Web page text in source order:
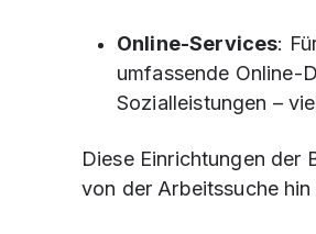
Online-Services:
umfassende Online-
Sozialleistungen –
Diese Einrichtungen der
von der Arbeitssuche